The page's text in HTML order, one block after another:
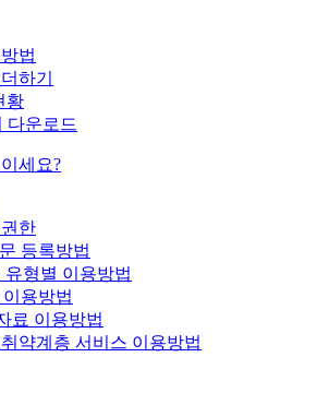
법
하기
황
다운로드
세요?
한
등록방법
유형별 이용방법
용방법
료 이용방법
약계층 서비스 이용방법